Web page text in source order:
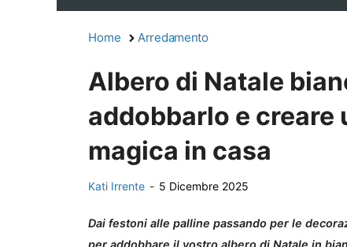
Home Arredamento
Albero di Natale
addobbarlo e creare
magica in casa
Kati Irrente - 5 Dicembre 2025
Dai festoni alle palline passando per le
per addobbare il vostro albero di Natale in